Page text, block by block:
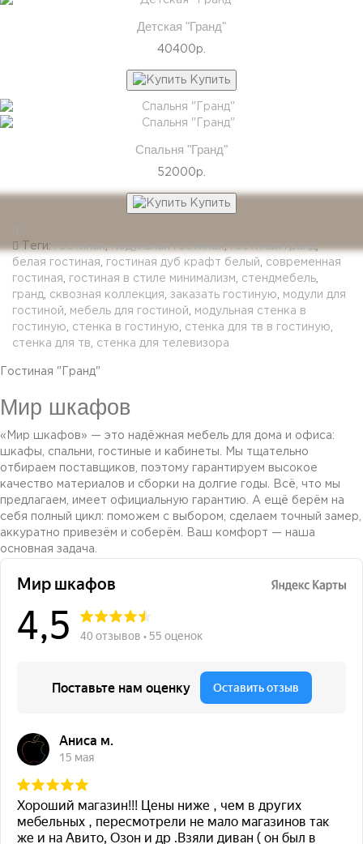
Детская "Гранд"
40400р.
Купить
Спальня "Гранд"
52000р.
Купить
Теги:гостиная,модульная гостиная,гостиная гранд,
белая гостиная
гостиная дуб крафт белый
современная
гостиная
гостиная в стиле минимализм стендмебель
гранд
сквозная коллекция заказать гостиную
модули для
гостиной
мебель для гостиной
модульная стенка в
гостиную
стенка в гостиную стенка для тв в гостиную
стенка для тв
стенка для телевизора
Гостиная "Гранд"
Мир шкафов
«Мир шкафов» — это надёжная мебель для дома и офиса:
шкафы, спальни, гостиные и кабинеты. Мы тщательно
отбираем поставщиков, поэтому гарантируем высокое
качество материалов и сборки на долгие годы. Всё, что мы
предлагаем, имеет официальную гарантию. А ещё берём на
себя полный цикл: поможем с выбором, сделаем точный замер,
аккуратно привезём и соберём. Ваш комфорт — наша
основная задача.